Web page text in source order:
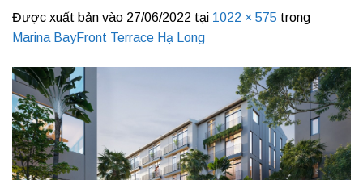
Được xuất bản vào 27/06/2022 tại 1022 × 575 trong
Marina BayFront Terrace Hạ Long